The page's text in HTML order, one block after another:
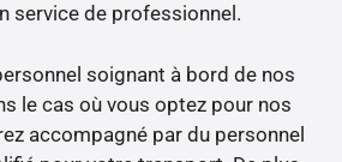
service de professionnel.
soignant à bord de nos
le cas où vous optez pour nos
accompagné par du personnel